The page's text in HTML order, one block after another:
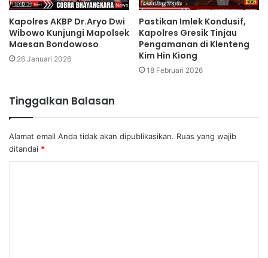
Kapolres AKBP Dr.Aryo Dwi
Wibowo Kunjungi Mapolsek
Maesan Bondowoso
26 Januari 2026
Pastikan Imlek Kondusif,
Kapolres Gresik Tinjau
Pengamanan di Klenteng
Kim Hin Kiong
18 Februari 2026
Tinggalkan Balasan
Alamat email Anda tidak akan dipublikasikan. Ruas yang wajib
ditandai *